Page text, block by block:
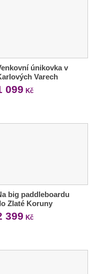
únikovka v
Varech
099 Kč
big paddleboardu
Zlaté Koruny
399 Kč